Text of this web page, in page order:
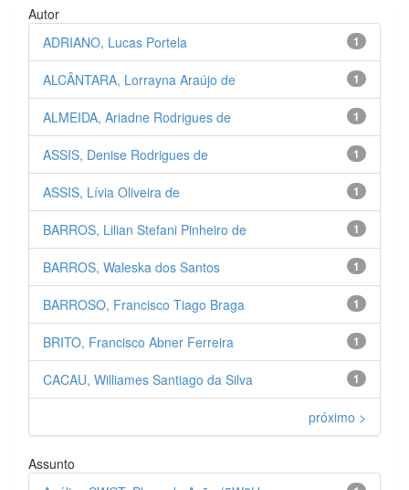
Autor
1
ADRIANO, Lucas Portela
1
ALCÂNTARA, Lorrayna Araújo de
1
ALMEIDA, Ariadne Rodrigues de
1
ASSIS, Denise Rodrigues de
1
ASSIS, Lívia Oliveira de
1
BARROS, Lilian Stefani Pinheiro de
1
BARROS, Waleska dos Santos
1
BARROSO, Francisco Tiago Braga
1
BRITO, Francisco Abner Ferreira
1
CACAU, Williames Santiago da Silva
próximo >
Assunto